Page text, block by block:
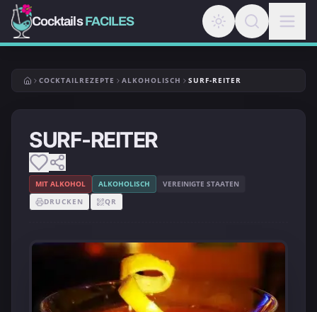
CocktailsFACILES
COCKTAILREZEPTE ALKOHOLISCH SURF-REITER
SURF-REITER
MIT ALKOHOL ALKOHOLISCH
VEREINIGTE STAATEN
DRUCKEN
QR